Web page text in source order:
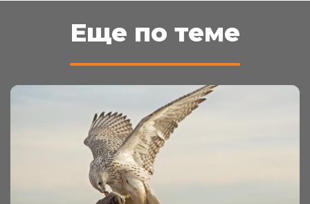
Еще по теме